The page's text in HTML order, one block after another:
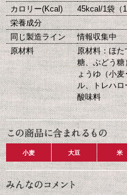
カロリー(Kcal)
45kcal/1袋（
栄養成分
同じ製造ライン
情報収集中
原材料
原材料：ほた
糖、ぶどう糖
ょうゆ（小麦
ル、トレハロ
酸味料
小麦 大豆 米